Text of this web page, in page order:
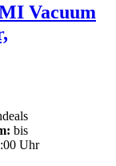
Vacuum
bis
Uhr